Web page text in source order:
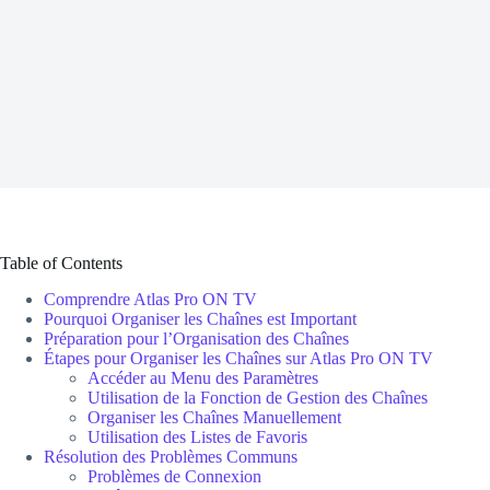
Table of Contents
Comprendre Atlas Pro ON TV
Pourquoi Organiser les Chaînes est Important
Préparation pour l’Organisation des Chaînes
Étapes pour Organiser les Chaînes sur Atlas Pro ON TV
Accéder au Menu des Paramètres
Utilisation de la Fonction de Gestion des Chaînes
Organiser les Chaînes Manuellement
Utilisation des Listes de Favoris
Résolution des Problèmes Communs
Problèmes de Connexion